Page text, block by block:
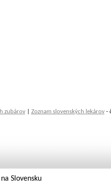
zubárov| Zoznam slovenských lekárov-
Slovensku